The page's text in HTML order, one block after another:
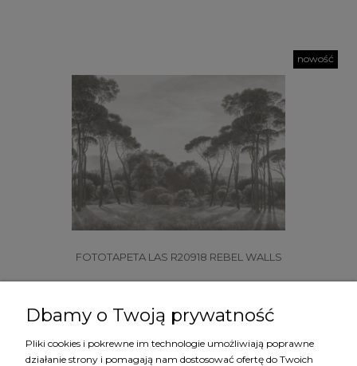
FOTOTAPETA LAS R20918 REBEL WALLS
229,00 zł
nowość
Dbamy o Twoją prywatność
Pliki cookies i pokrewne im technologie umożliwiają poprawne
działanie strony i pomagają nam dostosować ofertę do Twoich